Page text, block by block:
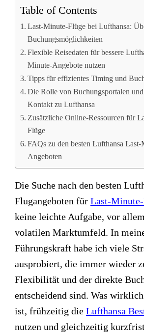
Table of Contents
Last-Minute-Flüge bei Lufthansa:
Buchungsmöglichkeiten
Flexible Reisedaten für bessere
Minute-Angebote nutzen
Tipps für effizientes Timing und
Die Rolle von Buchungsportalen
Kontakt zu Lufthansa
Zusätzliche Online-Ressourcen für
Flüge
FAQs zu den besten Lufthansa
Angeboten
Die Suche nach den besten
Flugangeboten für Last-
keine leichte Aufgabe, vor
volatilen Marktumfeld. In
Führungskraft habe ich viele
ausprobiert, die immer wieder
Flexibilität und der direkte
entscheidend sind. Was
ist, frühzeitig die Lufthansa
nutzen und gleichzeitig